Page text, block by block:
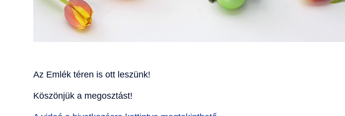
Az Emlék téren is ott leszünk!
Köszönjük a megosztást!